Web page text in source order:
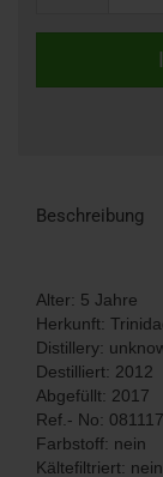
Beschreibung
Alter: 5 Jahre
Herkunft:
Distillery:
Destilliert: 2012
Abgefüllt: 2017
Ref.- No: 081117
Farbstoff: nein
Kältefiltriert: nein